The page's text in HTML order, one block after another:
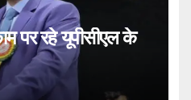
पर रहे यूपीसीएल के